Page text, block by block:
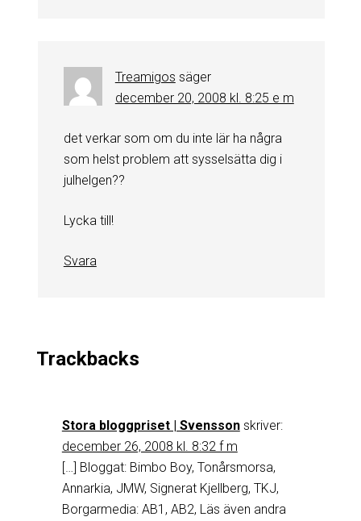
Treamigos säger
december 20, 2008 kl. 8:25 e m
det verkar som om du inte lär ha några
som helst problem att sysselsätta dig i
julhelgen??
Lycka till!
Svara
Trackbacks
Stora bloggpriset | Svensson skriver:
december 26, 2008 kl. 8:32 f m
[…] Bloggat: Bimbo Boy, Tonårsmorsa,
Annarkia, JMW, Signerat Kjellberg, TKJ,
Borgarmedia: AB1, AB2, Läs även andra